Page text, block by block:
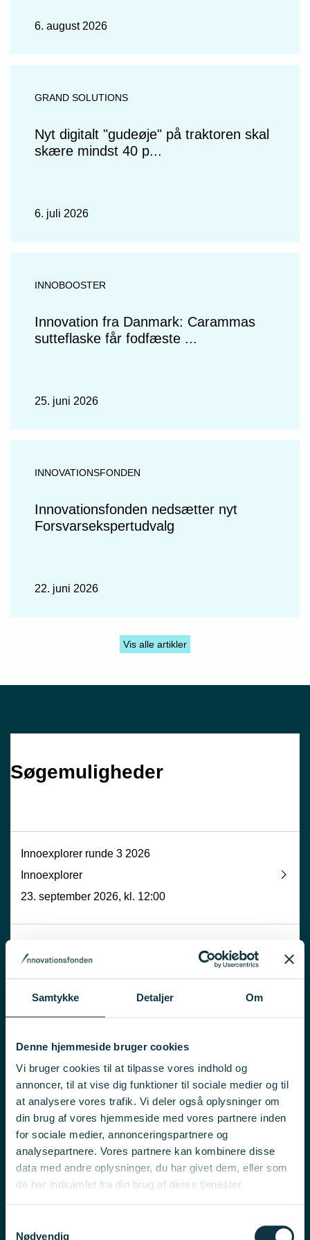
Samtykke Detaljer Om
Denne hjemmeside bruger cookies
Vi bruger cookies til at tilpasse vores indhold og
annoncer, til at vise dig funktioner til sociale medier og til
at analysere vores trafik. Vi deler også oplysninger om
din brug af vores hjemmeside med vores partnere inden
for sociale medier, annonceringspartnere og
analysepartnere. Vores partnere kan kombinere disse
data med andre oplysninger, du har givet dem, eller som
de har indsamlet fra din brug af deres tjenester.
Nødvendig
6. august 2026
GRAND SOLUTIONS
Nyt digitalt "gudeøje" på traktoren skal
skære mindst 40 p...
6. juli 2026
INNOBOOSTER
Innovation fra Danmark: Carammas
sutteflaske får fodfæste ...
25. juni 2026
INNOVATIONSFONDEN
Innovationsfonden nedsætter nyt
Forsvarsekspertudvalg
22. juni 2026
Vis alle artikler
Søge­muligheder
Innoexplorer runde 3 2026
Innoexplorer
23. september 2026, kl. 12:00
Innobooster
opslag om 6G Front End-moduler
Internationale Samarbejder
16. september 2026, kl. 17:00
ECS IA Resilience 2026 – markedsnært opslag om
fotonik
Internationale Samarbejder